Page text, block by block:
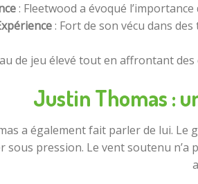
: Fleetwood a évoqué
: Fort de son vécu dans
de jeu élevé tout en affrontant
Justin Thomas :
a également fait parler de lui.
pression. Le vent soutenu